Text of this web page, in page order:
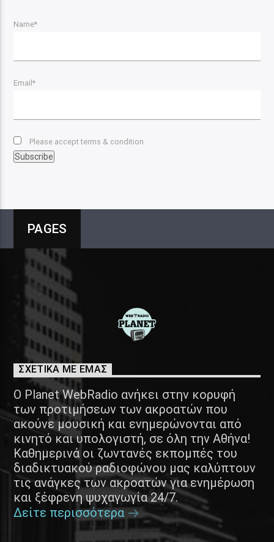
Name*
Email*
Please accept terms & condition
PAGES
ΣΧΕΤΙΚΑ ΜΕ ΕΜΑΣ
Ο Planet WebRadio ανήκει στην κορυφή
των προτιμήσεων των ακροατών που
ακούνε μουσική και ενημερώνονται από
κινητό και υπολογιστή, σε όλη την Αθήνα!
Καθημερινά οι ζωντανές εκπομπές του
διαδικτυακού ραδιοφώνου μας καλύπτουν
τις ανάγκες των ακροατών για ενημέρωση
και ξέφρενη ψυχαγωγία 24/7.
Δείτε περισσότερα